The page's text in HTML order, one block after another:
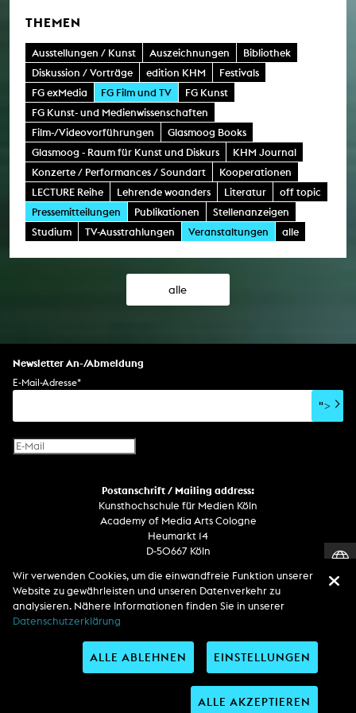
THEMEN
Ausstellungen / Kunst Auszeichnungen
Bibliothek
Diskussion / Vorträge
edition KHM
Festivals
FG exMedia
FG Film und TV
FG Kunst
FG Kunst- und Medienwissenschaften
Film-/Videovorführungen
Glasmoog Books
Glasmoog - Raum für Kunst und Diskurs
KHM Journal
Konzerte / Performances / Soundart
Kooperationen
LECTURE Reihe
Lehrende woanders Literatur
off topic
Pressemitteilungen
Publikationen
Stellenanzeigen
Studium
TV-Ausstrahlungen Veranstaltungen alle
alle
Newsletter An-/Abmeldung
E-Mail-Adresse*
">
Postanschrift / Mailing address:
Kunsthochschule für Medien Köln
Academy of Media Arts Cologne
Heumarkt 14
D-50667 Köln
Telefon
Zentrale / Empfang +49 221 201 89 - 0 / - 400
Wachdienst / Security guard +49 151 186 863 40 (19 Uhr bis 6 Uhr)
Entdecken Sie uns auf
Wir verwenden Cookies, um die einwandfreie Funktion unserer
Website zu gewährleisten und unseren Datenverkehr zu
analysieren. Nähere Informationen finden Sie in unserer
Datenschutzerklärung
EINSTELLUNGEN
ALLE ABLEHNEN
ALLE AKZEPTIEREN